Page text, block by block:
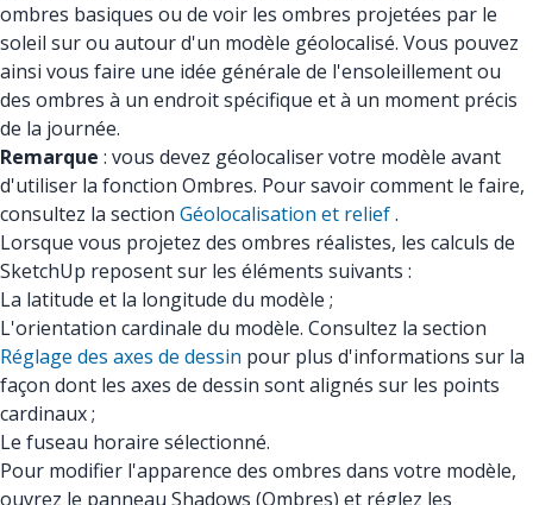
ombres basiques ou de voir les ombres projetées par le
soleil sur ou autour d'un modèle géolocalisé. Vous pouvez
ainsi vous faire une idée générale de l'ensoleillement ou
des ombres à un endroit spécifique et à un moment précis
de la journée.
Remarque : vous devez géolocaliser votre modèle avant
d'utiliser la fonction Ombres. Pour savoir comment le faire,
consultez la section Géolocalisation et relief.
Lorsque vous projetez des ombres réalistes, les calculs de
SketchUp reposent sur les éléments suivants :
La latitude et la longitude du modèle ;
L'orientation cardinale du modèle. Consultez la section
Réglage des axes de dessin pour plus d'informations sur la
façon dont les axes de dessin sont alignés sur les points
cardinaux ;
Le fuseau horaire sélectionné.
Pour modifier l'apparence des ombres dans votre modèle,
ouvrez le panneau Shadows (Ombres) et réglez les